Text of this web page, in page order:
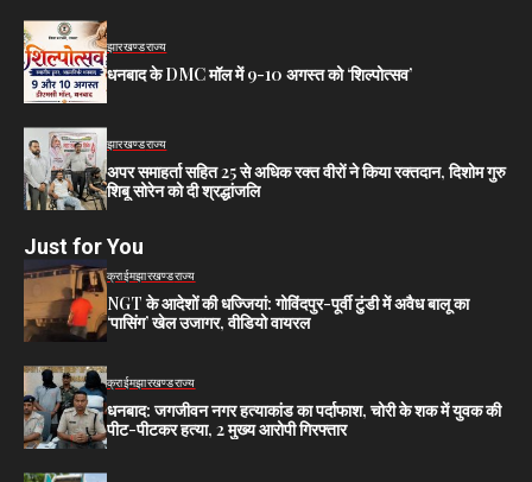
झारखण्डराज्य
धनबाद के DMC मॉल में 9-10 अगस्त को ‘शिल्पोत्सव’
झारखण्डराज्य
अपर समाहर्ता सहित 25 से अधिक रक्त वीरों ने किया रक्तदान, दिशोम गुरु
शिबू सोरेन को दी श्रद्धांजलि
Just for You
क्राईमझारखण्डराज्य
NGT के आदेशों की धज्जियां: गोविंदपुर-पूर्वी टुंडी में अवैध बालू का
‘पासिंग’ खेल उजागर, वीडियो वायरल
क्राईमझारखण्डराज्य
धनबाद: जगजीवन नगर हत्याकांड का पर्दाफाश, चोरी के शक में युवक की
पीट-पीटकर हत्या, 2 मुख्य आरोपी गिरफ्तार